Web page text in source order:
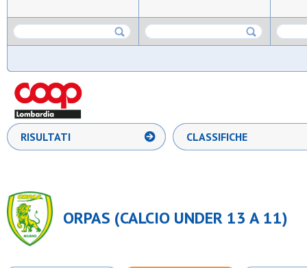
RISULTATI CLASSIFICHE
ORPAS (CALCIO UNDER 13 A 11)